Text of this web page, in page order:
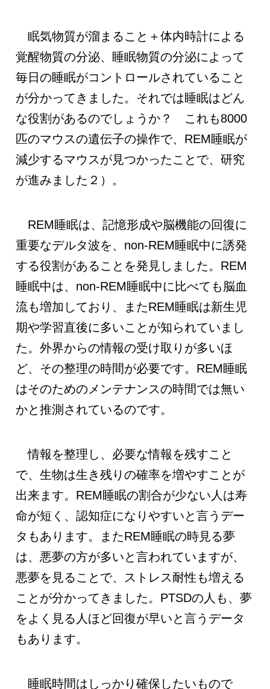
眠気物質が溜まること＋体内時計による
覚醒物質の分泌、睡眠物質の分泌によって
毎日の睡眠がコントロールされていること
が分かってきました。それでは睡眠はどん
な役割があるのでしょうか？ これも8000
匹のマウスの遺伝子の操作で、REM睡眠が
減少するマウスが見つかったことで、研究
が進みました２）。
REM睡眠は、記憶形成や脳機能の回復に
重要なデルタ波を、non-REM睡眠中に誘発
する役割があることを発見しました。REM
睡眠中は、non-REM睡眠中に比べても脳血
流も増加しており、またREM睡眠は新生児
期や学習直後に多いことが知られていまし
た。外界からの情報の受け取りが多いほ
ど、その整理の時間が必要です。REM睡眠
はそのためのメンテナンスの時間では無い
かと推測されているのです。
情報を整理し、必要な情報を残すこと
で、生物は生き残りの確率を増やすことが
出来ます。REM睡眠の割合が少ない人は寿
命が短く、認知症になりやすいと言うデー
タもあります。またREM睡眠の時見る夢
は、悪夢の方が多いと言われていますが、
悪夢を見ることで、ストレス耐性も増える
ことが分かってきました。PTSDの人も、夢
をよく見る人ほど回復が早いと言うデータ
もあります。
睡眠時間はしっかり確保したいもので